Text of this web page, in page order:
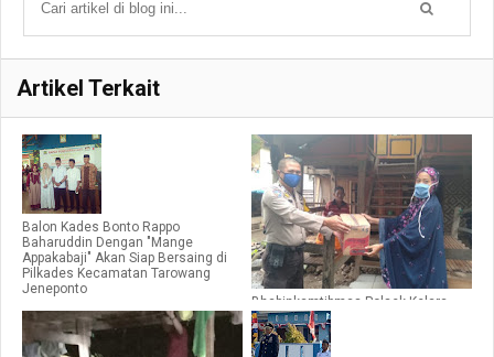
Artikel Terkait
Balon Kades Bonto Rappo
Baharuddin Dengan "Mange
Appakabaji" Akan Siap Bersaing di
Pilkades Kecamatan Tarowang
Jeneponto
Bhabinkamtibmas Polsek Kelara,
Kawal Pembagian Bansos
Pemerintah untuk Warga
Terdampak Covid-19